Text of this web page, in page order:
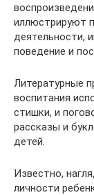
иллюстрируют
деятельности,
поведение и
Литературные
воспитания
стишки, и
рассказы и
детей.
Известно,
личности